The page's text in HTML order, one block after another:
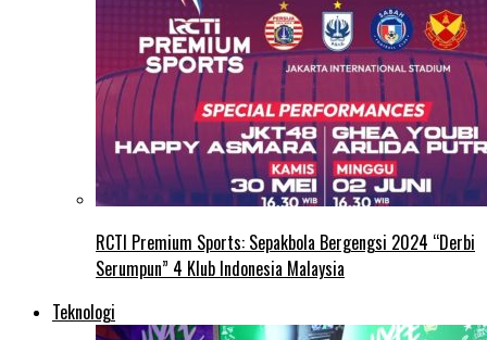
RCTI Premium Sports: Sepakbola Bergengsi 2024 “Derbi
Serumpun” 4 Klub Indonesia Malaysia
Teknologi